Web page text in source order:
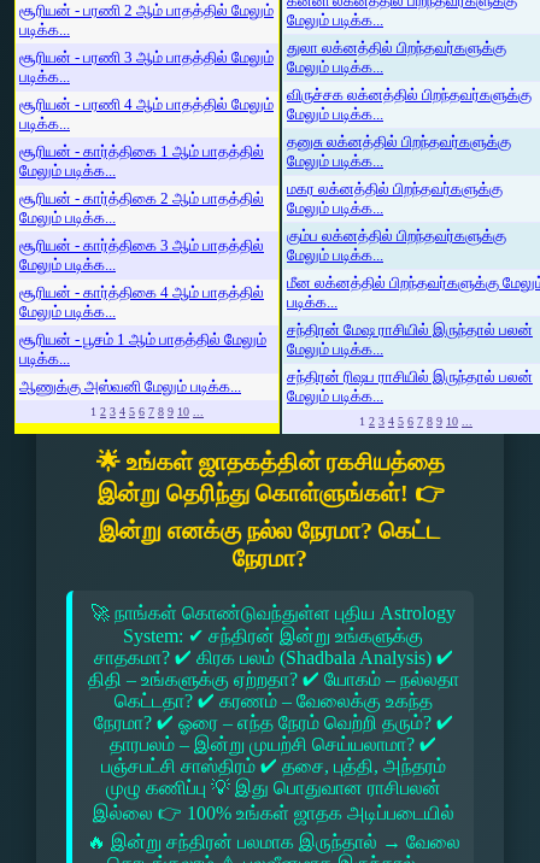
சூரியன் - பரணி 2 ஆம் பாதத்தில் மேலும்
படிக்க...
சூரியன் - பரணி 3 ஆம் பாதத்தில் மேலும்
படிக்க...
சூரியன் - பரணி 4 ஆம் பாதத்தில் மேலும்
படிக்க...
சூரியன் - கார்த்திகை 1 ஆம் பாதத்தில்
மேலும் படிக்க...
சூரியன் - கார்த்திகை 2 ஆம் பாதத்தில்
மேலும் படிக்க...
சூரியன் - கார்த்திகை 3 ஆம் பாதத்தில்
மேலும் படிக்க...
சூரியன் - கார்த்திகை 4 ஆம் பாதத்தில்
மேலும் படிக்க...
சூரியன் - பூசம் 1 ஆம் பாதத்தில் மேலும்
படிக்க...
ஆணுக்கு அஸ்வனி மேலும் படிக்க...
1 2 3 4 5 6 7 8 9 10 ...
மேலும் படிக்க...
துலா லக்னத்தில் பிறந்தவர்களுக்கு
மேலும் படிக்க...
விருச்சக லக்னத்தில் பிறந்தவர்களுக்கு
மேலும் படிக்க...
தனுசு லக்னத்தில் பிறந்தவர்களுக்கு
மேலும் படிக்க...
மகர லக்னத்தில் பிறந்தவர்களுக்கு
மேலும் படிக்க...
கும்ப லக்னத்தில் பிறந்தவர்களுக்கு
மேலும் படிக்க...
மீன லக்னத்தில் பிறந்தவர்களுக்கு
படிக்க...
சந்திரன் மேஷ ராசியில் இருந்தால் பலன்
மேலும் படிக்க...
சந்திரன் ரிஷப ராசியில் இருந்தால் பலன்
மேலும் படிக்க...
1 2 3 4 5 6 7 8 9 10 ...
🌟 உங்கள் ஜாதகத்தின் ரகசியத்தை
இன்று தெரிந்து கொள்ளுங்கள்! 👉
இன்று எனக்கு நல்ல நேரமா? கெட்ட
நேரமா?
🚀 நாங்கள் கொண்டுவந்துள்ள புதிய Astrology
System: ✔ சந்திரன் இன்று உங்களுக்கு
சாதகமா? ✔ கிரக பலம் (Shadbala Analysis) ✔
திதி – உங்களுக்கு ஏற்றதா? ✔ யோகம் – நல்லதா
கெட்டதா? ✔ கரணம் – வேலைக்கு உகந்த
நேரமா? ✔ ஓரை – எந்த நேரம் வெற்றி தரும்? ✔
தாரபலம் – இன்று முயற்சி செய்யலாமா? ✔
பஞ்சபட்சி சாஸ்திரம் ✔ தசை, புத்தி, அந்தரம்
முழு கணிப்பு 💡 இது பொதுவான ராசிபலன்
இல்லை 👉 100% உங்கள் ஜாதக அடிப்படையில்
🔥 இன்று சந்திரன் பலமாக இருந்தால் → வேலை